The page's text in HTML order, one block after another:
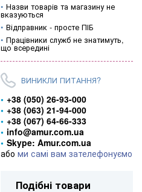
Назви товарів та магазину не
вказуються
Відправник - просте ПІБ
Працівники служб не знатимуть,
що всередині
ВИНИКЛИ ПИТАННЯ?
+38 (050) 26-93-000
+38 (063) 21-94-000
+38 (067) 64-66-333
info@amur.com.ua
Skype: Amur.com.ua
або ми самі вам зателефонуємо
Подібні товари